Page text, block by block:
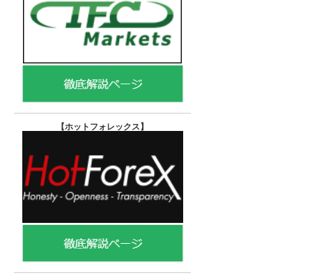
【ホットフォレックス】